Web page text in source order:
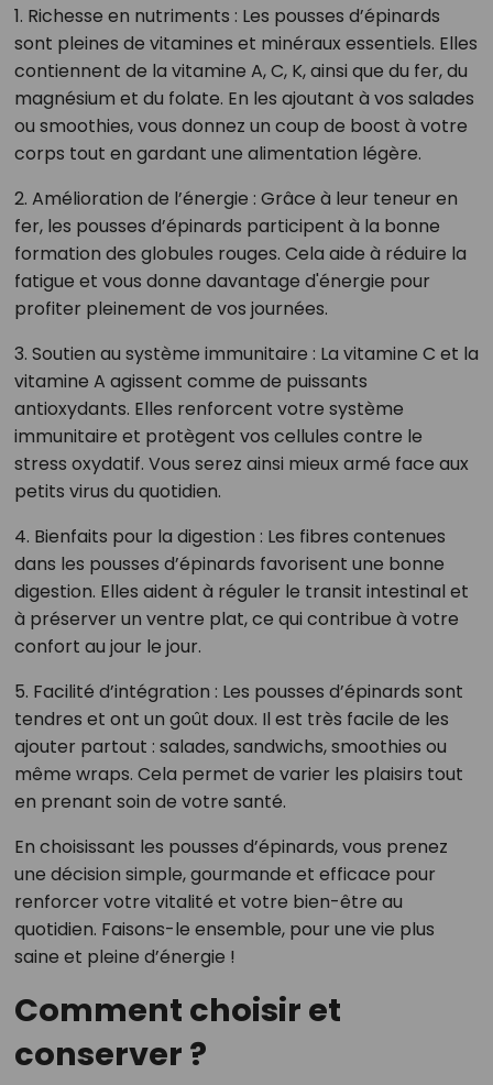
1. Richesse en nutriments : Les pousses d’épinards
sont pleines de vitamines et minéraux essentiels. Elles
contiennent de la vitamine A, C, K, ainsi que du fer, du
magnésium et du folate. En les ajoutant à vos salades
ou smoothies, vous donnez un coup de boost à votre
corps tout en gardant une alimentation légère.
2. Amélioration de l’énergie : Grâce à leur teneur en
fer, les pousses d’épinards participent à la bonne
formation des globules rouges. Cela aide à réduire la
fatigue et vous donne davantage d'énergie pour
profiter pleinement de vos journées.
3. Soutien au système immunitaire : La vitamine C et la
vitamine A agissent comme de puissants
antioxydants. Elles renforcent votre système
immunitaire et protègent vos cellules contre le
stress oxydatif. Vous serez ainsi mieux armé face aux
petits virus du quotidien.
4. Bienfaits pour la digestion : Les fibres contenues
dans les pousses d’épinards favorisent une bonne
digestion. Elles aident à réguler le transit intestinal et
à préserver un ventre plat, ce qui contribue à votre
confort au jour le jour.
5. Facilité d’intégration : Les pousses d’épinards sont
tendres et ont un goût doux. Il est très facile de les
ajouter partout : salades, sandwichs, smoothies ou
même wraps. Cela permet de varier les plaisirs tout
en prenant soin de votre santé.
En choisissant les pousses d’épinards, vous prenez
une décision simple, gourmande et efficace pour
renforcer votre vitalité et votre bien-être au
quotidien. Faisons-le ensemble, pour une vie plus
saine et pleine d’énergie !
Comment choisir et
conserver ?